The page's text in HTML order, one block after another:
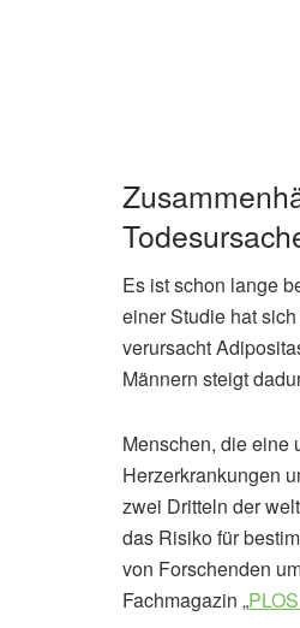
Es ist schon lange
einer Studie hat
verursacht
Männern steigt
Menschen, die eine
Herzerkrankungen
zwei Dritteln der
das Risiko für
von Forschenden
Fachmagazin „